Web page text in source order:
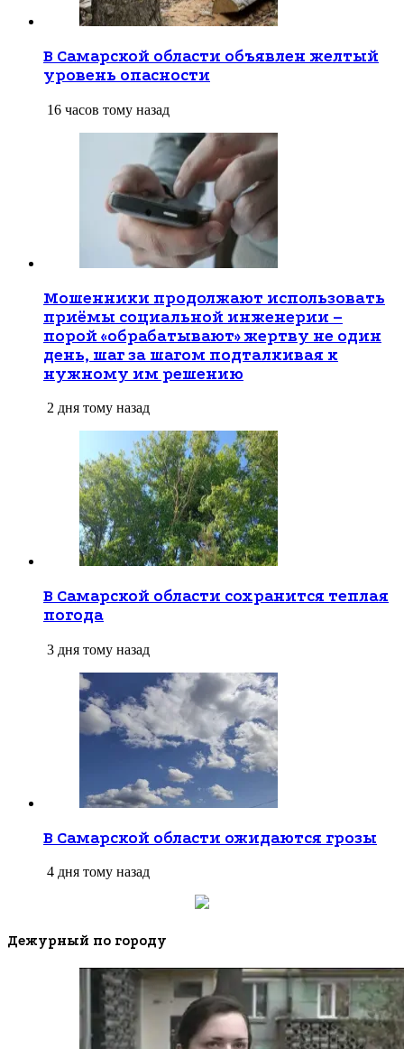
В Самарской области объявлен желтый
уровень опасности
16 часов тому назад
Мошенники продолжают использовать
приёмы социальной инженерии –
порой «обрабатывают» жертву не один
день, шаг за шагом подталкивая к
нужному им решению
2 дня тому назад
В Самарской области сохранится теплая
погода
3 дня тому назад
В Самарской области ожидаются грозы
4 дня тому назад
Дежурный по городу